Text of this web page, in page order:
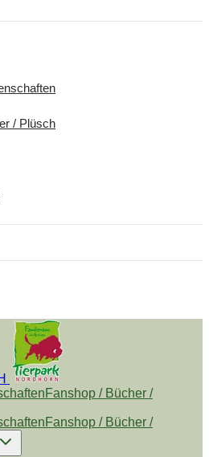
/ Plüsch
Fanshop / Bücher /
Fanshop / Bücher /